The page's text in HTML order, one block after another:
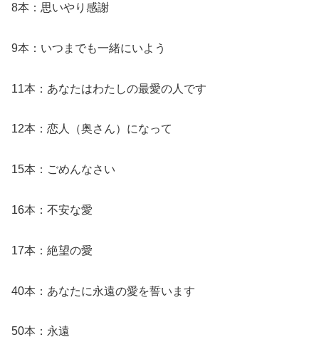
8本：思いやり感謝
9本：いつまでも一緒にいよう
11本：あなたはわたしの最愛の人です
12本：恋人（奥さん）になって
15本：ごめんなさい
16本：不安な愛
17本：絶望の愛
40本：あなたに永遠の愛を誓います
50本：永遠